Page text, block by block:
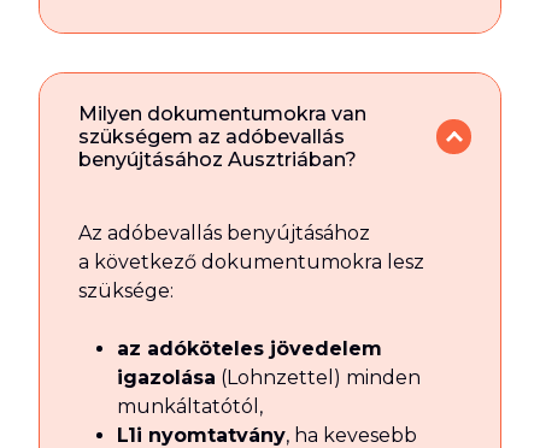
Milyen dokumentumokra van
szükségem az adóbevallás
benyújtásához Ausztriában?
Az adóbevallás benyújtásához
a következő dokumentumokra lesz
szüksége:
az adóköteles jövedelem
igazolása (Lohnzettel) minden
munkáltatótól,
L1i nyomtatvány, ha kevesebb